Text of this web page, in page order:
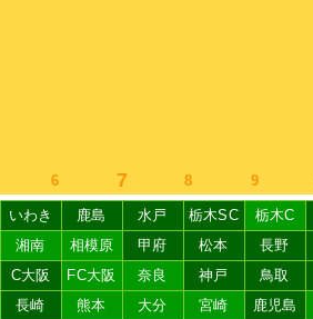
6 7 8 9
いわき 鹿島 水戸 栃木SC 栃木C
湘南 相模原 甲府 松本 長野
C大阪 FC大阪 奈良 神戸 鳥取
長崎 熊本 大分 宮崎 鹿児島